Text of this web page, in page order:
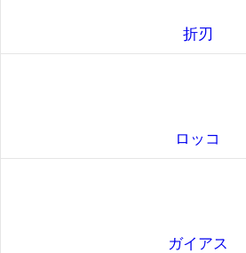
折刃
ロッコ
ガイアス